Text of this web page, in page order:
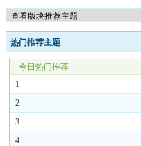
热门推荐主题
今日热门推荐
1
2
3
4